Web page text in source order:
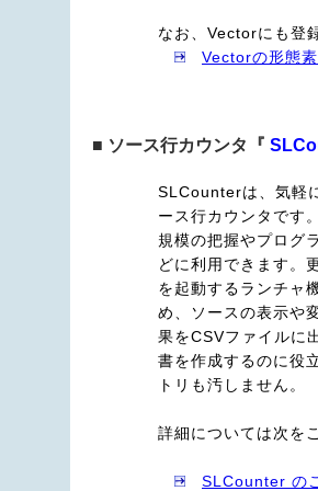
なお、Vectorにも登
Vectorの形態
■ ソース行カウンタ『
SLCounterは、気軽
ース行カウンタです
規模の把握やプログ
どに利用できます。
を起動するランチャ
め、ソースの表示や
果をCSVファイルに
書を作成するのに役
トリも汚しません。
詳細については次を
SLCounter の